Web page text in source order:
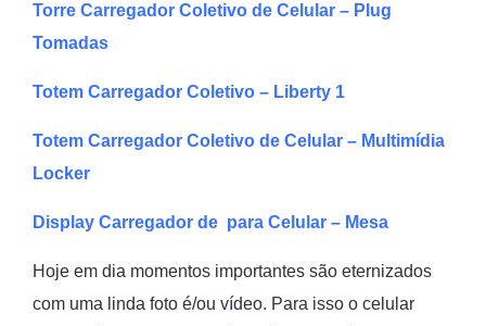
Torre Carregador Coletivo de Celular – Plug
Tomadas
Totem Carregador Coletivo – Liberty 1
Totem Carregador Coletivo de Celular – Multimídia ​
Locker
Display Carregador de para Celular – Mesa
Hoje em dia momentos importantes são eternizados
com uma linda foto é/ou vídeo. Para isso o celular